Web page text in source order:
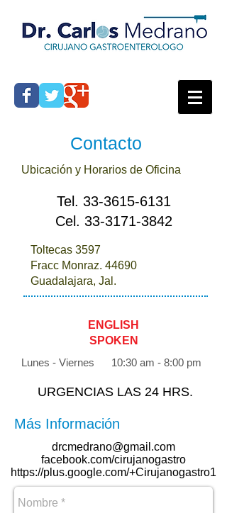
Contacto
​Ubicación y Horarios de Oficina
Tel. 33-3615-6131
Cel. 33-3171-3842
Toltecas 3597
Fracc Monraz. 44690
Guadalajara, Jal.
ENGLISH
SPOKEN
Lunes - Viernes 10:30 am - 8:00 pm
URGENCIAS LAS 24 HRS.
Más Información
drcmedrano@gmail.com
facebook.com/cirujanogastro
https://plus.google.com/+Cirujanogastro1